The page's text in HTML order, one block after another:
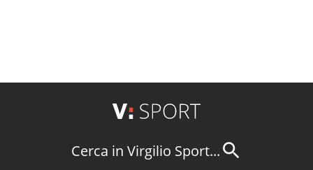
Cerca in Virgilio Sport...